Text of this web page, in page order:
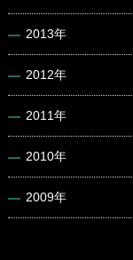
2013年
2012年
2011年
2010年
2009年